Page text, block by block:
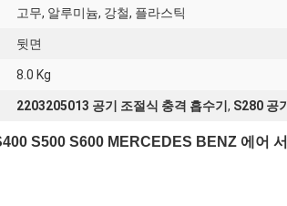
고무, 알루미늄, 강철, 플라스틱
뒷면
8.0 Kg
2203205013 공기 조절식 충격 흡수기 , S280 공
S500 S600 MERCEDES BENZ 에어